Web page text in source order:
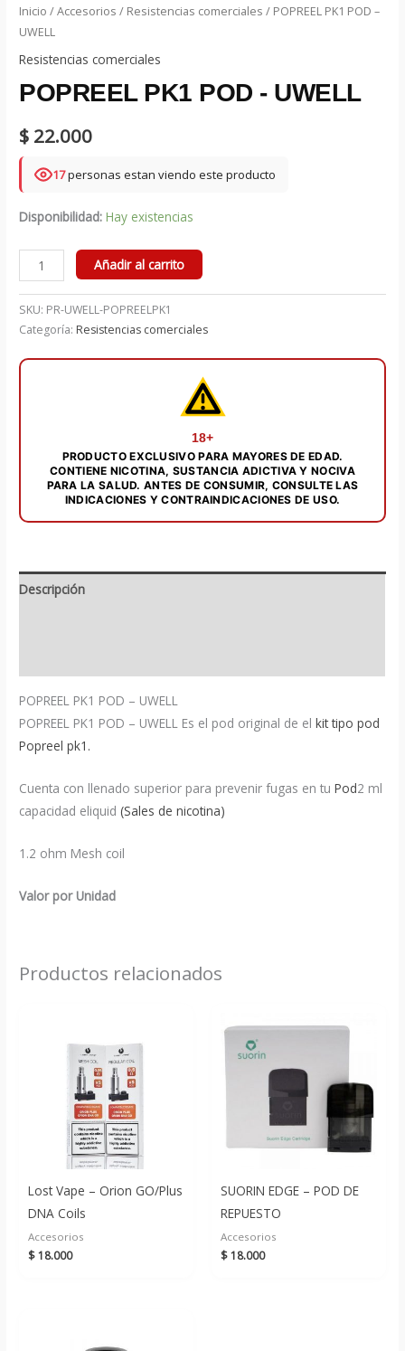
Inicio /Accesorios / Resistencias comerciales / POPREEL PK1 POD –
UWELL
Resistencias comerciales
POPREEL PK1 POD - UWELL
$ 22.000
17personas estan viendo este producto
Disponibilidad: Hay existencias
POPREEL
PK1
POD
-
Añadir al carrito
SKU: PR-UWELL-POPREELPK1
Categoría: Resistencias comerciales
18+
PRODUCTO EXCLUSIVO PARA MAYORES DE EDAD.
CONTIENE NICOTINA, SUSTANCIA ADICTIVA Y NOCIVA
PARA LA SALUD. ANTES DE CONSUMIR, CONSULTE LAS
INDICACIONES Y CONTRAINDICACIONES DE USO.
Descripción
POPREEL PK1 POD – UWELL
POPREEL PK1 POD – UWELL Es el pod original de elkit tipo pod
Popreel pk1.
Cuenta con llenado superior para prevenir fugas en tuPod2 ml
capacidad eliquid(Sales de nicotina)
1.2 ohm Mesh coil
Valor por Unidad
Productos relacionados
Lost Vape – Orion GO/Plus
DNA Coils
Accesorios
$18.000
SUORIN EDGE – POD DE
REPUESTO
Accesorios
$18.000